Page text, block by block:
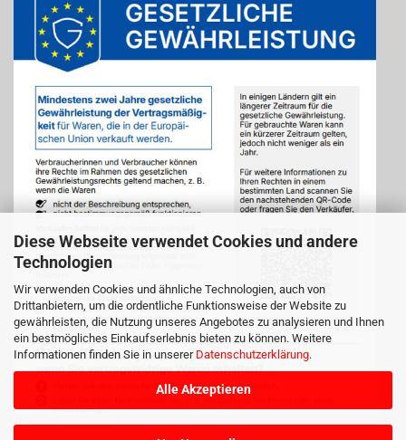
Diese Webseite verwendet Cookies und andere
Technologien
Wir verwenden Cookies und ähnliche Technologien, auch von
Drittanbietern, um die ordentliche Funktionsweise der Website zu
gewährleisten, die Nutzung unseres Angebotes zu analysieren und Ihnen
ein bestmögliches Einkaufserlebnis bieten zu können. Weitere
Informationen finden Sie in unserer Datenschutzerklärung.
Alle Akzeptieren